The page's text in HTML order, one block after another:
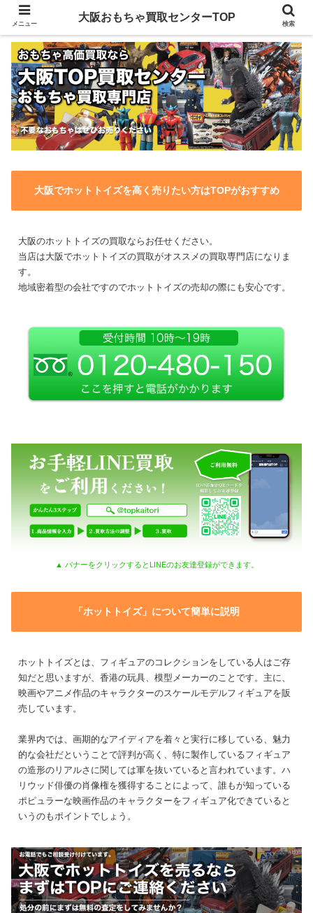
大阪でホットトイズを高く売りたい方はTOPがおすすめ
大阪のホットトイズの買取ならお任せください。
当店は大阪でホットトイズの買取がオススメの買取専門店になりま
す。
地域密着型の会社ですのでホットトイズの売却の際にも安心です。
▲ バナーをクリックするとLINEのお友達登録ができます。
「ホットトイズ」について簡単に説明
ホットトイズとは、フィギュアのコレクションをしている人はご存
知だと思いますが、香港の玩具、模型メーカーのことです。主に、
映画やアニメ作品のキャラクターのスケールモデルフィギュアを販
売しています。
業界内では、画期的なアイディアを着々と実行に移している、魅力
的な会社だということで評判が高く、特に製作しているフィギュア
の造形のリアルさに関しては軍を抜いていると言われています。ハ
リウッド俳優の肖像権を獲得することによって、誰もが知っている
ポピュラーな映画作品のキャラクターをフィギュア化できていると
いうのもポイントでしょう。
メニュー
大阪おもちゃ買取センターTOP
検索